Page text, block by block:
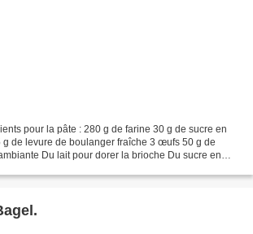
pour la pâte : 280 g de farine 30 g de sucre en
g de levure de boulanger fraîche 3 œufs 50 g de
Du lait pour dorer la brioche Du sucre en